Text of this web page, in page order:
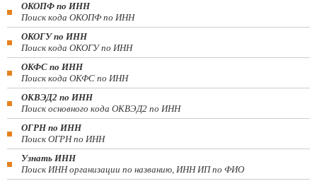
ОКОПФ по ИНН
Поиск кода ОКОПФ по ИНН
ОКОГУ по ИНН
Поиск кода ОКОГУ по ИНН
ОКФС по ИНН
Поиск кода ОКФС по ИНН
ОКВЭД2 по ИНН
Поиск основного кода ОКВЭД2 по ИНН
ОГРН по ИНН
Поиск ОГРН по ИНН
Узнать ИНН
Поиск ИНН организации по названию, ИНН ИП по ФИО